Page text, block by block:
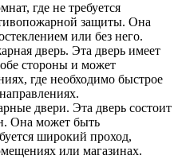
где не требуется
защиты. Она
или без него.
дверь. Эта дверь имеет
стороны и может
где необходимо быстрое
двери. Эта дверь состоит
Она может быть
широкий проход,
или магазинах.